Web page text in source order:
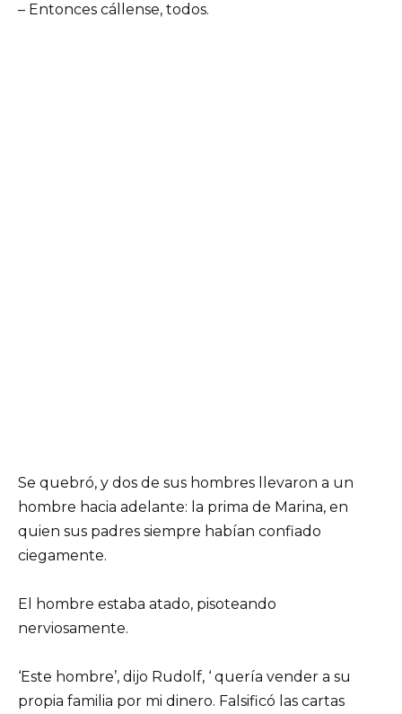
– Entonces cállense, todos.
Se quebró, y dos de sus hombres llevaron a un
hombre hacia adelante: la prima de Marina, en
quien sus padres siempre habían confiado
ciegamente.
El hombre estaba atado, pisoteando
nerviosamente.
‘Este hombre’, dijo Rudolf, ‘ quería vender a su
propia familia por mi dinero. Falsificó las cartas